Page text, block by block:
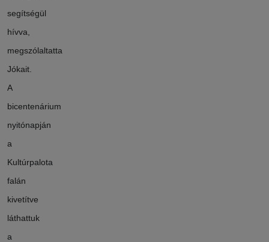
segítségül
hívva,
megszólaltatta
Jókait.
A
bicentenárium
nyitónapján
a
Kultúrpalota
falán
kivetítve
láthattuk
a